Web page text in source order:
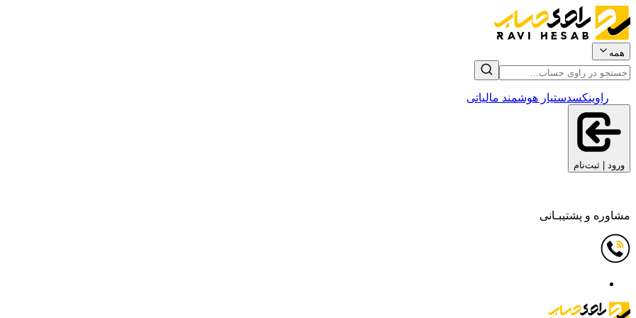
همه
راوینکسدستیار هوشمند مالیاتی
ورود | ثبت‌نام
مشاوره و پشتیبـانی